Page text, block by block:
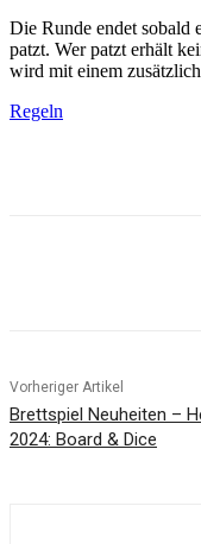
Die Runde endet sobald
patzt. Wer patzt erhält
wird mit einem
Regeln
Vorheriger Artikel
Brettspiel Neuheiten –
2024: Board & Dice